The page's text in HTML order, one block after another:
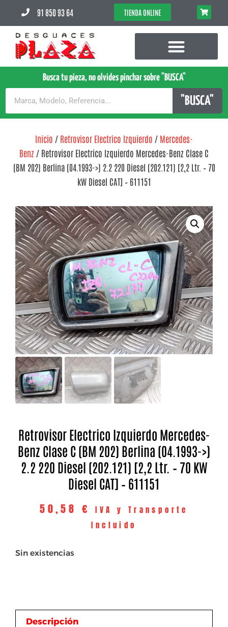
91 850 93 64 TIENDA ONLINE
Busca tu pieza, no olvides pinchar sobre "BUSCA"
"BUSCA"
Inicio / Retrovisor Electrico Izquierdo / Mercedes-
Benz / Retrovisor Electrico Izquierdo Mercedes-Benz Clase C
(BM 202) Berlina (04.1993->) 2.2 220 Diesel (202.121) [2,2 Ltr. – 70
kW Diesel CAT] – 611151
Retrovisor Electrico Izquierdo Mercedes-
Benz Clase C (BM 202) Berlina (04.1993->)
2.2 220 Diesel (202.121) [2,2 Ltr. – 70 KW
Diesel CAT] – 611151
50,58 €
IVA y Transporte
Incluido
Sin existencias
Descripción